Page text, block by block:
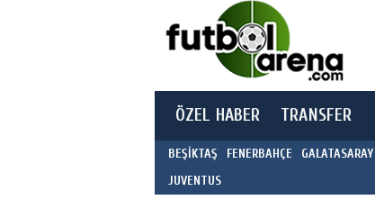
ÖZEL HABER TRANSFER
BEŞİKTAŞ FENERBAHÇE GALATASARAY
JUVENTUS